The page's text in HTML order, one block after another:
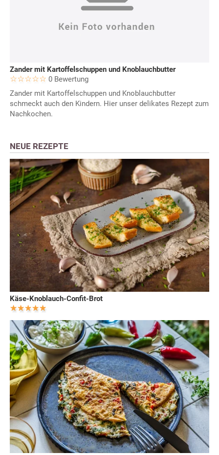
Zander mit Kartoffelschuppen und Knoblauchbutter
0 Bewertung
Zander mit Kartoffelschuppen und Knoblauchbutter
schmeckt auch den Kindern. Hier unser delikates Rezept zum
Nachkochen.
NEUE REZEPTE
Käse-Knoblauch-Confit-Brot